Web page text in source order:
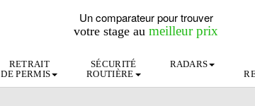
Un comparateur pour trouver
votre stage aumeilleur prix
RETRAIT
DE PERMIS
SÉCURITÉ
ROUTIÈRE
RADARS